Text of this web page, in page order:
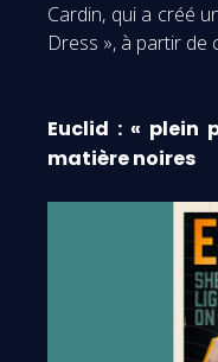
Cardin, qui a créé
Dress », à partir de
Euclid : « plein
matière noires